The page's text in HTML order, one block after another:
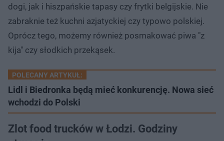
dogi, jak i hiszpańskie tapasy czy frytki belgijskie. Nie
zabraknie też kuchni azjatyckiej czy typowo polskiej.
Oprócz tego, możemy również posmakować piwa "z
kija" czy słodkich przekąsek.
POLECANY ARTYKUŁ:
Lidl i Biedronka będą mieć konkurencję. Nowa sieć
wchodzi do Polski
Zlot food trucków w Łodzi. Godziny